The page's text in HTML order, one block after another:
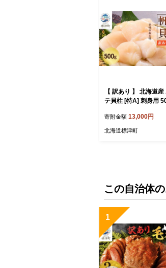
【 訳あり 】 北海道産
テ貝柱 [特A] 刺身用
産 天然 冷凍 生食 ホタ
たて 帆立 おすすめ 小
介 魚貝 貝 海鮮 フライ
テフライ ホタテ貝柱
北海道 標津町
寄附金額 13,000円
北海道標津町
この自治体
1